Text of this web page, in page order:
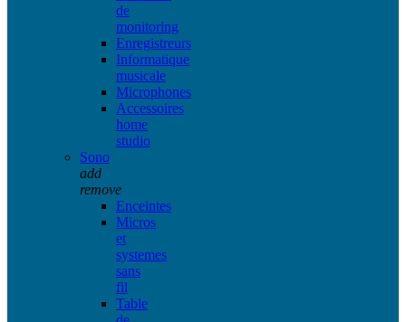
de
monitoring
Enregistreurs
Informatique
musicale
Microphones
Accessoires
home
studio
Sono
add
remove
Enceintes
Micros
et
systemes
sans
fil
Table